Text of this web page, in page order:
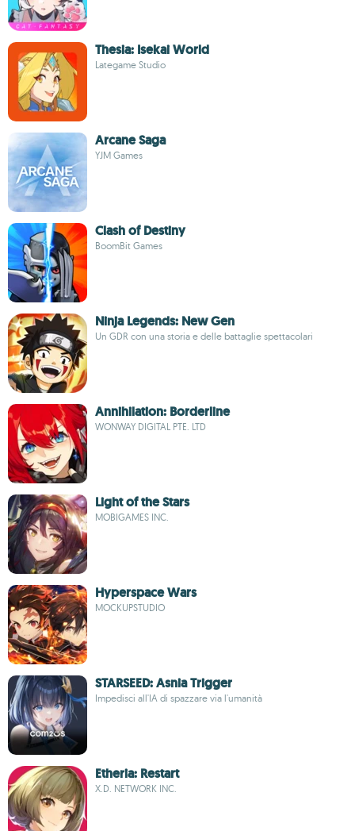
Thesia: Isekai World
Lategame Studio
Arcane Saga
YJM Games
Clash of Destiny
BoomBit Games
Ninja Legends: New Gen
Un GDR con una storia e delle battaglie spettacolari
Annihilation: Borderline
WONWAY DIGITAL PTE. LTD
Light of the Stars
MOBIGAMES INC.
Hyperspace Wars
MOCKUPSTUDIO
STARSEED: Asnia Trigger
Impedisci all'IA di spazzare via l'umanità
Etheria: Restart
X.D. NETWORK INC.